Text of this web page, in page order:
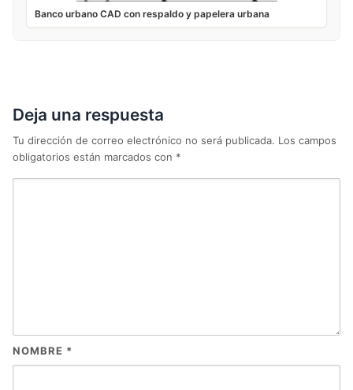
Banco urbano CAD con respaldo y papelera urbana
Deja una respuesta
Tu dirección de correo electrónico no será publicada. Los campos
obligatorios están marcados con *
NOMBRE *